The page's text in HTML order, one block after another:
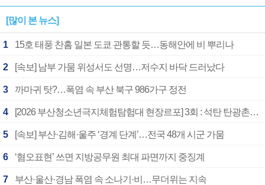
[많이 본 뉴스]
1 15호 태풍 찬홈 일본 도쿄 관통할 듯…동해안에 비 뿌리나
2 [속보] 남부 가뭄 위성서도 선명…저수지 바닥 드러났다
3 까마귀 탓?…폭염 속 부산 북구 986가구 정전
4 [2026 부산청소년극지체험탐험대 현장르포] 3회 : 석탄 탄광촌에서 북극 연구의 중심지로
5 [속보] 부산·김해·울주 ‘경계 단계’…전국 48개 시군 가뭄
6 ‘혐오표현’ 쓰면 지방공무원 최대 파면까지 중징계
7 부산·울산·경남 폭염 속 소나기·비…무더위는 지속